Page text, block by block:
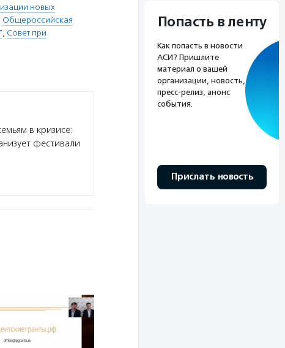
новых
Общероссийская
, Совет при
в кризисе:
фестивали
Попасть в ленту
Как попасть в новости
АСИ? Пришлите
материал о вашей
организации, новость,
пресс-релиз, анонс
события.
Прислать новость